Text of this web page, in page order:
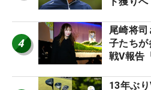
4
尾崎将
子たち
戦V報告
13年ぶ